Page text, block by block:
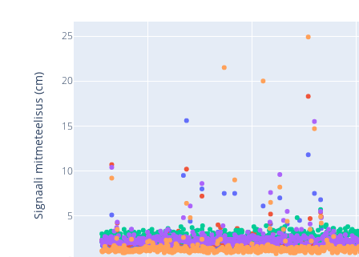
5
10
15
20
25
Signaali mitmeteelisus (cm)